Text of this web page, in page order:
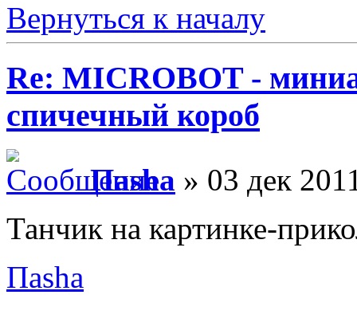
Вернуться к началу
Re: MICROBOT -
спичечный короб
Паsha » 03 дек
Танчик на картинке-
Паsha